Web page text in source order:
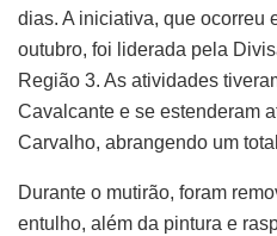
dias. A iniciativa, que ocorreu
outubro, foi liderada pela
Região 3. As atividades
Cavalcante e se estenderam
Carvalho, abrangendo um
Durante o mutirão, foram
entulho, além da pintura e